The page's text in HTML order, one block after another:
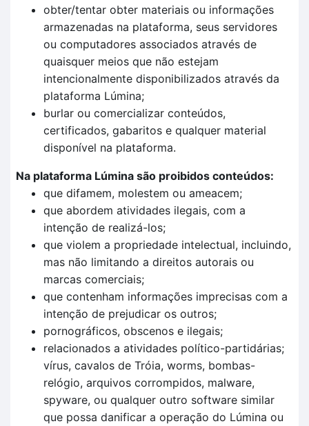
obter/tentar obter materiais ou informações
armazenadas na plataforma, seus servidores
ou computadores associados através de
quaisquer meios que não estejam
intencionalmente disponibilizados através da
plataforma Lúmina;
burlar ou comercializar conteúdos,
certificados, gabaritos e qualquer material
disponível na plataforma.
Na plataforma Lúmina são proibidos conteúdos:
que difamem, molestem ou ameacem;
que abordem atividades ilegais, com a
intenção de realizá-los;
que violem a propriedade intelectual, incluindo,
mas não limitando a direitos autorais ou
marcas comerciais;
que contenham informações imprecisas com a
intenção de prejudicar os outros;
pornográficos, obscenos e ilegais;
relacionados a atividades político-partidárias;
vírus, cavalos de Tróia, worms, bombas-
relógio, arquivos corrompidos, malware,
spyware, ou qualquer outro software similar
que possa danificar a operação do Lúmina ou